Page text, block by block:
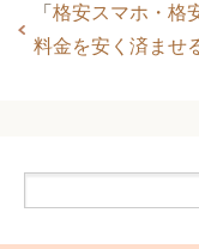
「 格安スマホ・格
料金を安く済ませ